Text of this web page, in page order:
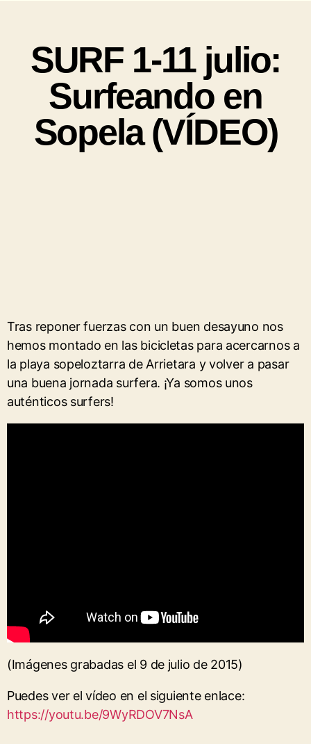
SURF 1-11 julio:
Surfeando en
Sopela (VÍDEO)
Tras reponer fuerzas con un buen desayuno nos
hemos montado en las bicicletas para acercarnos a
la playa sopeloztarra de Arrietara y volver a pasar
una buena jornada surfera. ¡Ya somos unos
auténticos surfers!
(Imágenes grabadas el 9 de julio de 2015)
Puedes ver el vídeo en el siguiente enlace:
https://youtu.be/9WyRDOV7NsA